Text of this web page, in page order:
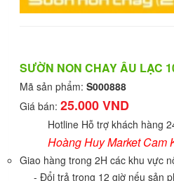
SƯỜN NON CHAY ÂU LẠC
Mã sản phẩm: S000888
Giá bán: 25.000 VND
Hotline Hỗ trợ khách hàng
Hoàng Huy Market Cam
Giao hàng trong 2H các khu vực
- Đổi trả trong 12 giờ nếu sản